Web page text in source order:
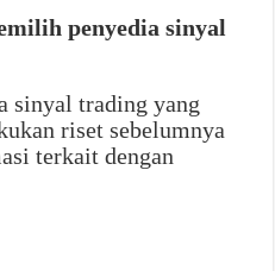
penyedia sinyal
sinyal trading yang
riset sebelumnya
terkait dengan